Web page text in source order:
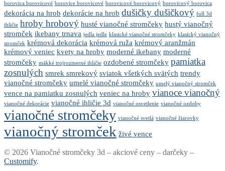
borovica borovicové borovice borovicové borovicové borovicový borovicový borovica
dekorácia na hrob dekorácie na hrob dušičky dušičkový full 3d
ihličie hroby hrobový husté vianočné stromčeky hustý vianočný
stromček ikebany trnava jedla jedle klasické vianočné stromčeky klasický vianočný
stromček krémová dekorácia krémová ruža krémový aranžmán
krémový veniec kvety na hroby moderné ikebany moderné
stromčeky mäkké trojrozmerné ihličie ozdobené stromčeky pamiatka
zosnulých smrek smrekový sviatok všetkých svätých trendy
vianočné stromčeky umelé vianočné stromčeky umelý vianočný stromček
vence na pamiatku zosnulých veniec na hroby vianoce vianočný
vianočné dekorácie vianočné ihličie 3d vianočné osvetlenie vianočné ozdoby
vianočné stromčeky vianočné svetlá vianočné žiarovky
vianočný stromček živé vence
© 2026 Vianočné stromčeky 3d – akciové ceny – darčeky –
Customify.